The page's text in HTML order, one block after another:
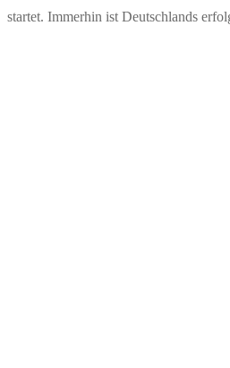
startet. Immerhin ist Deutschlands